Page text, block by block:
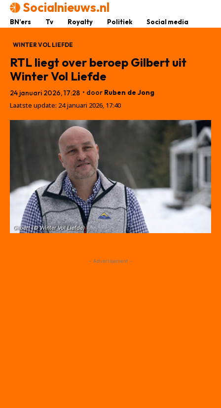
Socialnieuws.nl
BN’ers Tv Royalty Politiek Social media
WINTER VOL LIEFDE
RTL liegt over beroep Gilbert uit
Winter Vol Liefde
24 januari 2026, 17:28 • door Ruben de Jong
Laatste update: 24 januari 2026, 17:40
Gilbert (© Winter Vol Liefde)
- Advertisement -